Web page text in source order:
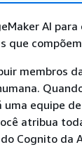
AI
que
membros
uma equipe
atribua
Cognito da